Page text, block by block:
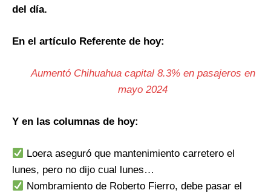
del día.
En el artículo Referente de hoy:
Aumentó Chihuahua capital 8.3% en pasajeros en
mayo 2024
Y en las columnas de hoy:
Loera aseguró que mantenimiento carretero el
lunes, pero no dijo cual lunes…
Nombramiento de Roberto Fierro, debe pasar el